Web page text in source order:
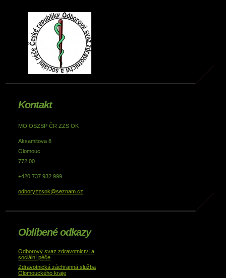
Kontakt
MO OSZSP ČR ZZS OK
Aksamitova 8
Olomouc
772 00
+420 737 932 999
odboryzzsok@seznam.cz
Oblíbené odkazy
Odborový svaz zdravotnictví a
sociální péče
Zdravotnická záchranná služba
Olomouckého kraje